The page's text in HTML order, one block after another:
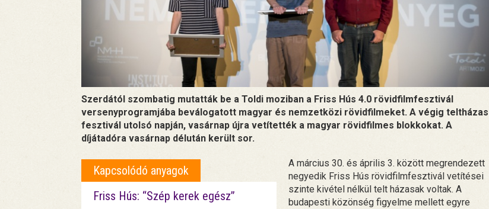
Szerdától szombatig mutatták be a Toldi moziban a Friss Hús 4.0 rövidfilmfesztivál
versenyprogramjába beválogatott magyar és nemzetközi rövidfilmeket. A végig teltházas
fesztivál utolsó napján, vasárnap újra vetítették a magyar rövidfilmes blokkokat. A
díjátadóra vasárnap délután került sor.
Kapcsolódó anyagok
Friss Hús: “Szép kerek egész”
A március 30. és április 3. között megrendezett
negyedik Friss Hús rövidfilmfesztivál vetítései
szinte kivétel nélkül telt házasak voltak. A
budapesti közönség figyelme mellett egyre